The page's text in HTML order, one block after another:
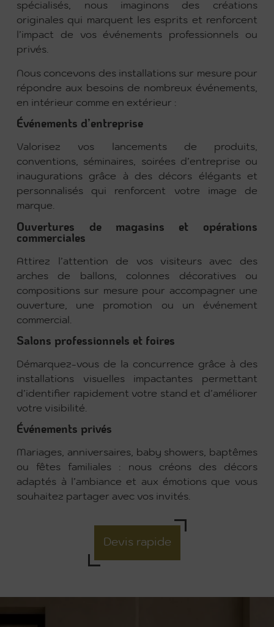
spécialisés, nous imaginons des créations
originales qui marquent les esprits et renforcent
l’impact de vos événements professionnels ou
privés.
Nous concevons des installations sur mesure pour
répondre aux besoins de nombreux événements,
en intérieur comme en extérieur :
Événements d’entreprise
Valorisez vos lancements de produits,
conventions, séminaires, soirées d’entreprise ou
inaugurations grâce à des décors élégants et
personnalisés qui renforcent votre image de
marque.
Ouvertures de magasins et opérations
commerciales
Attirez l’attention de vos visiteurs avec des
arches de ballons, colonnes décoratives ou
compositions sur mesure pour accompagner une
ouverture, une promotion ou un événement
commercial.
Salons professionnels et foires
Démarquez-vous de la concurrence grâce à des
installations visuelles impactantes permettant
d’identifier rapidement votre stand et d’améliorer
votre visibilité.
Événements privés
Mariages, anniversaires, baby showers, baptêmes
ou fêtes familiales : nous créons des décors
adaptés à l’ambiance et aux émotions que vous
souhaitez partager avec vos invités.
Devis rapide